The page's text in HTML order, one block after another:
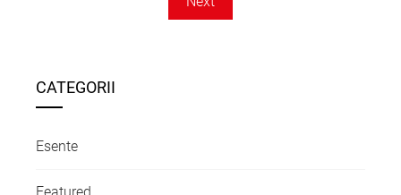
CATEGORII
Esente